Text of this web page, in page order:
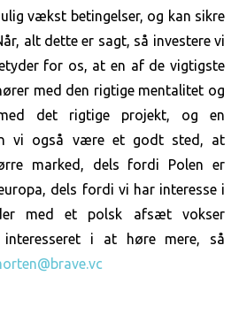
vækst betingelser, og kan sikre
alt dette er sagt, så investere vi
for os, at en af de vigtigste
med den rigtige mentalitet og
det rigtige projekt, og en
vi også være et godt sted, at
marked, dels fordi Polen er
dels fordi vi har interesse i
med et polsk afsæt vokser
i at høre mere, så